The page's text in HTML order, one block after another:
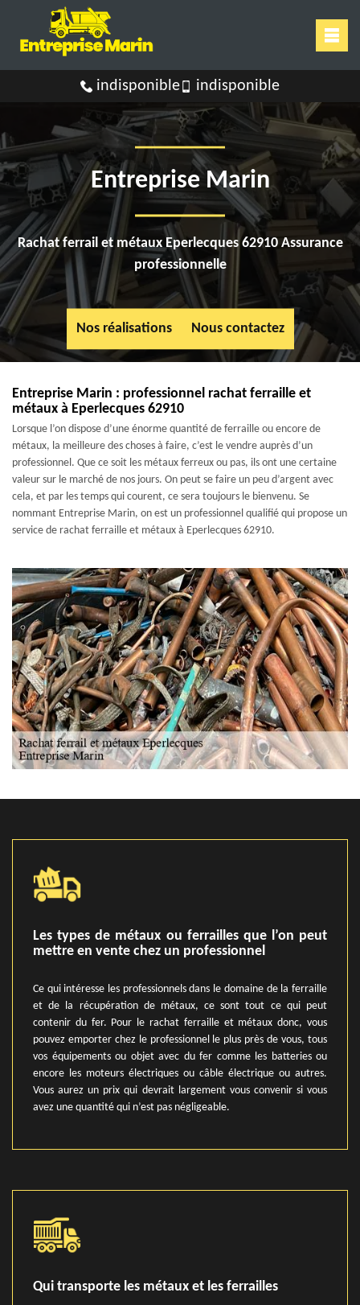
indisponible indisponible
Entreprise Marin
Rachat ferrail et métaux Eperlecques 62910 Assurance
professionnelle
Nos réalisations Nous contactez
Entreprise Marin : professionnel rachat ferraille et
métaux à Eperlecques 62910
Lorsque l’on dispose d’une énorme quantité de ferraille ou encore de
métaux, la meilleure des choses à faire, c’est le vendre auprès d’un
professionnel. Que ce soit les métaux ferreux ou pas, ils ont une certaine
valeur sur le marché de nos jours. On peut se faire un peu d’argent avec
cela, et par les temps qui courent, ce sera toujours le bienvenu. Se
nommant Entreprise Marin, on est un professionnel qualifié qui propose un
service de rachat ferraille et métaux à Eperlecques 62910.
Les types de métaux ou ferrailles que l’on peut
mettre en vente chez un professionnel
Ce qui intéresse les professionnels dans le domaine de la ferraille
et de la récupération de métaux, ce sont tout ce qui peut
contenir du fer. Pour le rachat ferraille et métaux donc, vous
pouvez emporter chez le professionnel le plus près de vous, tous
vos équipements ou objet avec du fer comme les batteries ou
encore les moteurs électriques ou câble électrique ou autres.
Vous aurez un prix qui devrait largement vous convenir si vous
avez une quantité qui n’est pas négligeable.
Qui transporte les métaux et les ferrailles